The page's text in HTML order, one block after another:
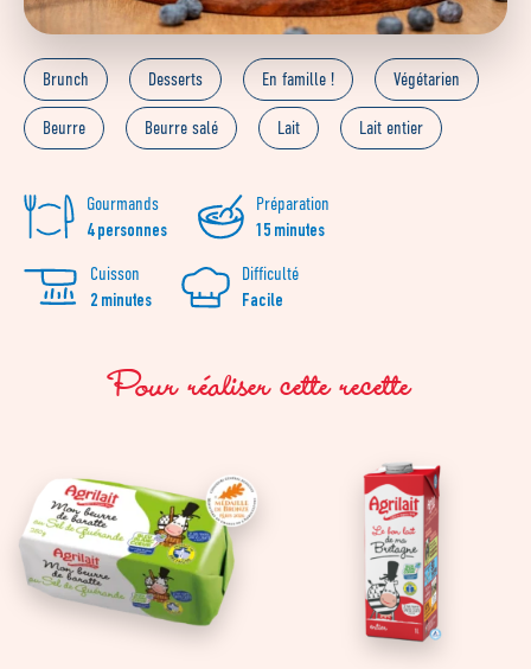
Brunch Desserts En famille ! Végétarien
Beurre Beurre salé Lait Lait entier
Gourmands
4 personnes
Préparation
15 minutes
Cuisson
2 minutes
Difficulté
Facile
Pour réaliser cette recette